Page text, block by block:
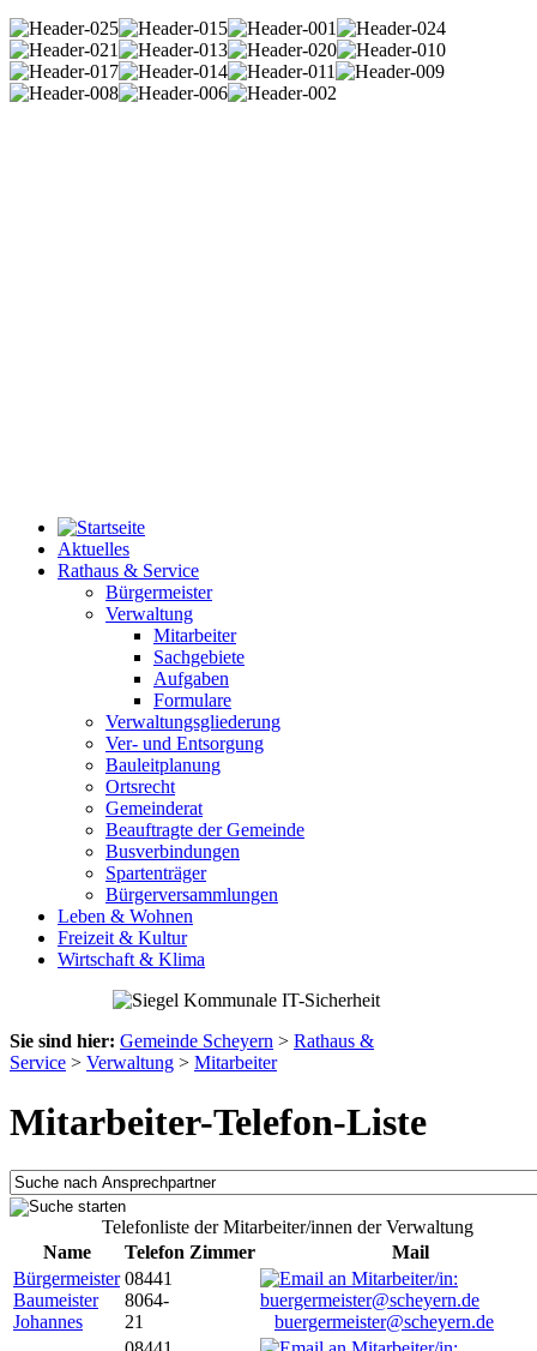
Aktuelles
Rathaus & Service
Bürgermeister
Verwaltung
Mitarbeiter
Sachgebiete
Aufgaben
Formulare
Verwaltungsgliederung
Ver- und Entsorgung
Bauleitplanung
Ortsrecht
Gemeinderat
Beauftragte der Gemeinde
Busverbindungen
Spartenträger
Bürgerversammlungen
Leben & Wohnen
Freizeit & Kultur
Wirtschaft & Klima
Sie sind hier: Gemeinde Scheyern > Rathaus &
Service > Verwaltung > Mitarbeiter
Mitarbeiter-Telefon-Liste
Telefonliste der Mitarbeiter/innen der Verwaltung
Name
Telefon Zimmer
Mail
Bürgermeister
Baumeister
Johannes
08441
8064-
21
buergermeister@scheyern.de